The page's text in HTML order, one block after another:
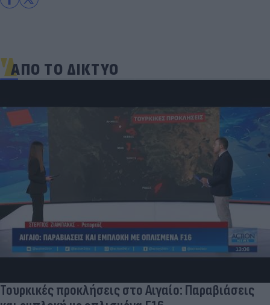
ΑΠΟ ΤΟ ΔΙΚΤΥΟ
Γιατί οι Έλληνες γελάσαμε πολύ με τη νέα
φανέλα του Σαλάχ (αλλά δεν είναι, προφανώς,